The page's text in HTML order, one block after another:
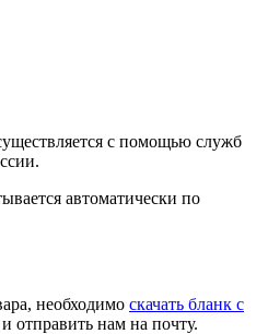
с помощью служб
автоматически по
необходимо скачать бланк с
отправить нам на почту.